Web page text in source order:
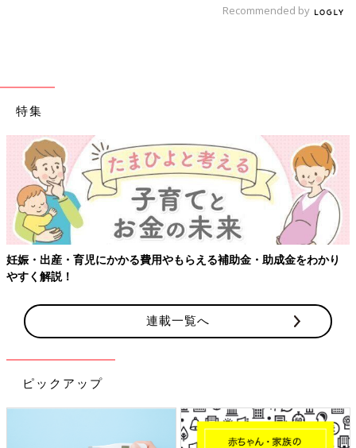
Recommended by
特集
妊娠・出産・育児にかかる費用やもらえる補助金・助成金をわかり
やすく解説！
連載一覧へ
ピックアップ